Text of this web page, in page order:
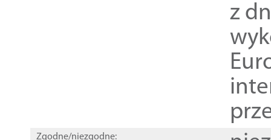
z
Zgodne/niezgodne: